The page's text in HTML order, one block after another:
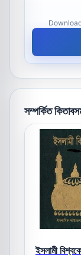
সম্পর্কিত
ইসলামী